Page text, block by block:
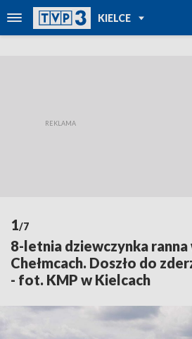
KIELCE
TVP REGIONY
1/7
8-letnia dziewczynka
Chełmcach. Doszło do
- fot. KMP w Kielcach